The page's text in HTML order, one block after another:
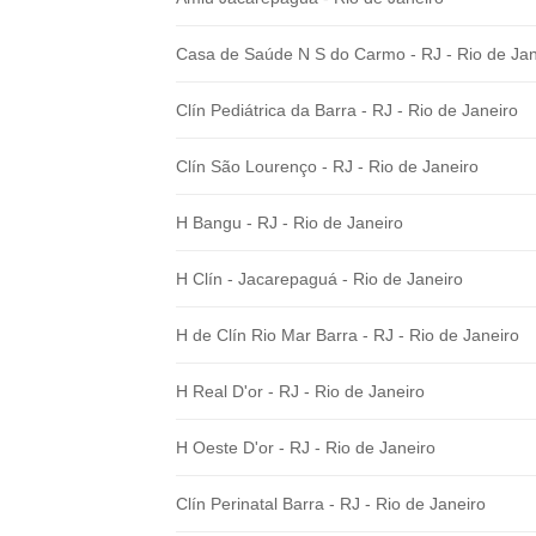
Casa de Saúde N S do Carmo - RJ - Rio de
Clín Pediátrica da Barra - RJ - Rio de Janeiro
Clín São Lourenço - RJ - Rio de Janeiro
H Bangu - RJ - Rio de Janeiro
H Clín - Jacarepaguá - Rio de Janeiro
H de Clín Rio Mar Barra - RJ - Rio de Janeiro
H Real D'or - RJ - Rio de Janeiro
H Oeste D'or - RJ - Rio de Janeiro
Clín Perinatal Barra - RJ - Rio de Janeiro